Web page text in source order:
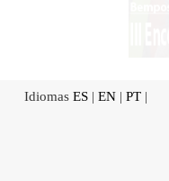
Idiomas ES | EN | PT |